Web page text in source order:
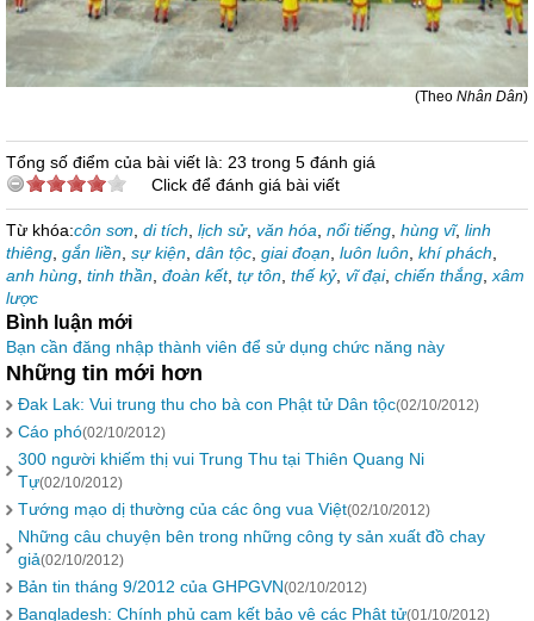
(Theo Nhân Dân)
Tổng số điểm của bài viết là: 23 trong 5 đánh giá
Click để đánh giá bài viết
Từ khóa:côn sơn di tích lịch sử, văn hóa nổi tiếng hùng vĩ, linh
thiêng gắn liền sự kiện dân tộc giai đoạn luôn luôn khí phách
anh hùng tinh thần đoàn kết, tự tôn thế kỷ, vĩ đại, chiến thắng xâm
lược
Bình luận mới
Bạn cần đăng nhập thành viên để sử dụng chức năng này
Những tin mới hơn
Đak Lak: Vui trung thu cho bà con Phật tử Dân tộc(02/10/2012)
Cáo phó(02/10/2012)
300 người khiếm thị vui Trung Thu tại Thiên Quang Ni
Tự(02/10/2012)
Tướng mạo dị thường của các ông vua Việt(02/10/2012)
Những câu chuyện bên trong những công ty sản xuất đồ chay
giả(02/10/2012)
Bản tin tháng 9/2012 của GHPGVN(02/10/2012)
Bangladesh: Chính phủ cam kết bảo vệ các Phật tử(01/10/2012)